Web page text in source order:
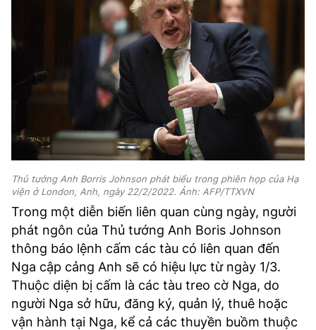
Thủ tướng Anh Borris Johnson phát biểu trong phiên họp của Hạ
viện ở London, Anh, ngày 22/2/2022. Ảnh: AFP/TTXVN
Trong một diễn biến liên quan cùng ngày, người
phát ngôn của Thủ tướng Anh Boris Johnson
thông báo lệnh cấm các tàu có liên quan đến
Nga cập cảng Anh sẽ có hiệu lực từ ngày 1/3.
Thuộc diện bị cấm là các tàu treo cờ Nga, do
người Nga sở hữu, đăng ký, quản lý, thuê hoặc
vận hành tại Nga, kể cả các thuyền buồm thuộc